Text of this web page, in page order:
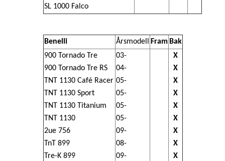
SL 1000 Falco
Benelli Årsmodell Fram Bak
900 Tornado Tre
900 Tornado Tre RS
TNT 1130 Café Racer
TNT 1130 Sport
TNT 1130 Titanium
TNT 1130
2ue 756
TnT 899
Tre-K 899
03-
04-
05-
05-
05-
05-
09-
08-
09-
X
X
X
X
X
X
X
X
X